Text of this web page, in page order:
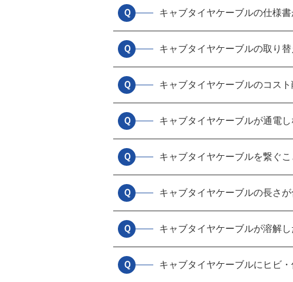
Ｑ キャブタイヤケーブルの仕様
Ｑ キャブタイヤケーブルの取り
Ｑ キャブタイヤケーブルのコス
Ｑ キャブタイヤケーブルが通電
Ｑ キャブタイヤケーブルを繋ぐ
Ｑ キャブタイヤケーブルの長さが
Ｑ キャブタイヤケーブルが溶解
Ｑ キャブタイヤケーブルにヒビ